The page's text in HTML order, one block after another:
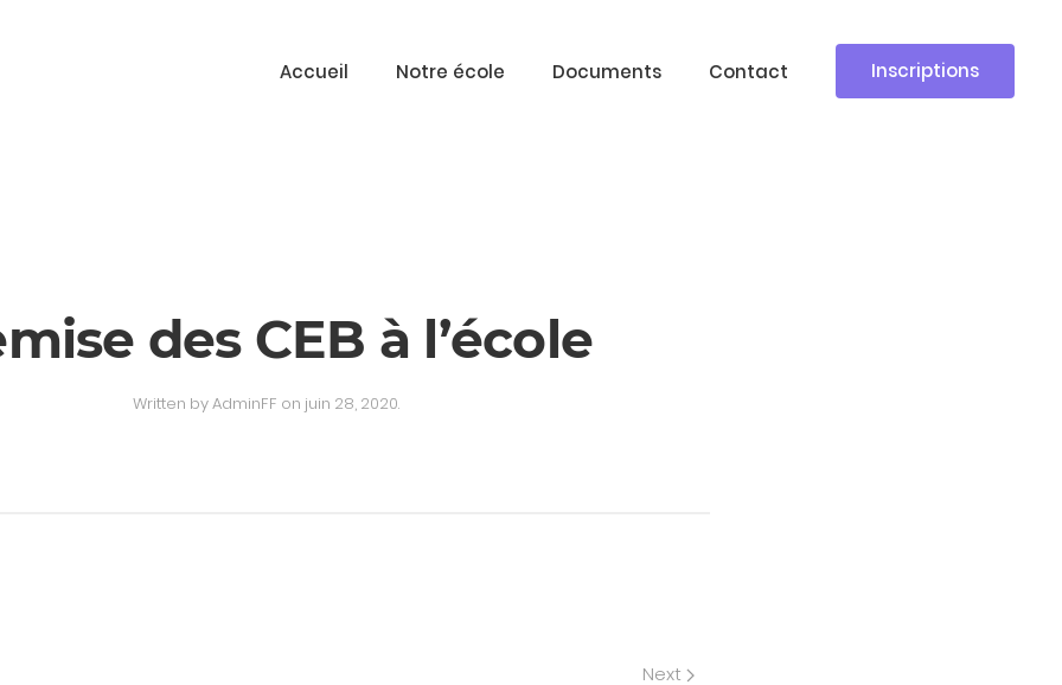
Accueil Notre école Documents Contact Inscriptions
des CEB à l’école
Written byAdminFF on juin 28, 2020.
Next